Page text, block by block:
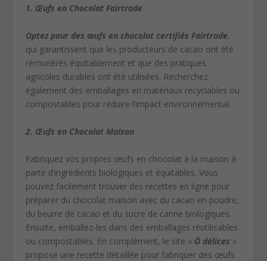
1. Œufs en Chocolat Fairtrade
Optez pour des œufs en chocolat certifiés Fairtrade,
qui garantissent que les producteurs de cacao ont été
rémunérés équitablement et que des pratiques
agricoles durables ont été utilisées. Recherchez
également des emballages en matériaux recyclables ou
compostables pour réduire l’impact environnemental.
2. Œufs en Chocolat Maison
Fabriquez vos propres œufs en chocolat à la maison à
partir d’ingrédients biologiques et équitables. Vous
pouvez facilement trouver des recettes en ligne pour
préparer du chocolat maison avec du cacao en poudre,
du beurre de cacao et du sucre de canne biologiques.
Ensuite, emballez-les dans des emballages réutilisables
ou compostables. En complément, le site « Ô délices »
propose une recette détaillée pour fabriquer des œufs